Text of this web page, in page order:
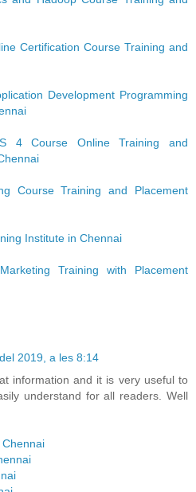
Certification Course Training and
Development Programming
4 Course Online Training and
Course Training and Placement
Institute in Chennai
Training with Placement
2019, a les 8:14
information and it is very useful to
understand for all readers. Well
Chennai